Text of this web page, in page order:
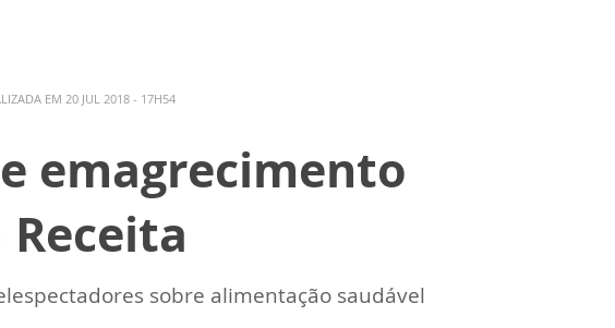
EM 20 JUL 2018 - 17H54
emagrecimento
sobre alimentação saudável